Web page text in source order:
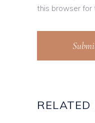
this browser for
RELATED